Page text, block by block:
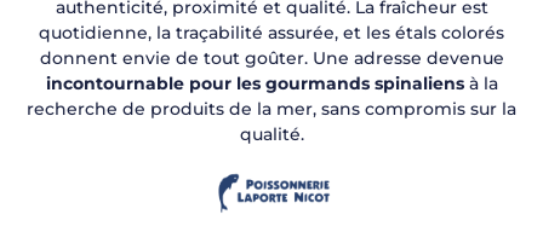
authenticité, proximité et qualité. La fraîcheur est
quotidienne, la traçabilité assurée, et les étals colorés
donnent envie de tout goûter. Une adresse devenue
incontournable pour les gourmands spinaliensà la
recherche de produits de la mer, sans compromis sur la
qualité.